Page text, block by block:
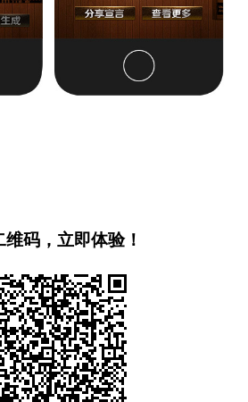
码，立即体验！